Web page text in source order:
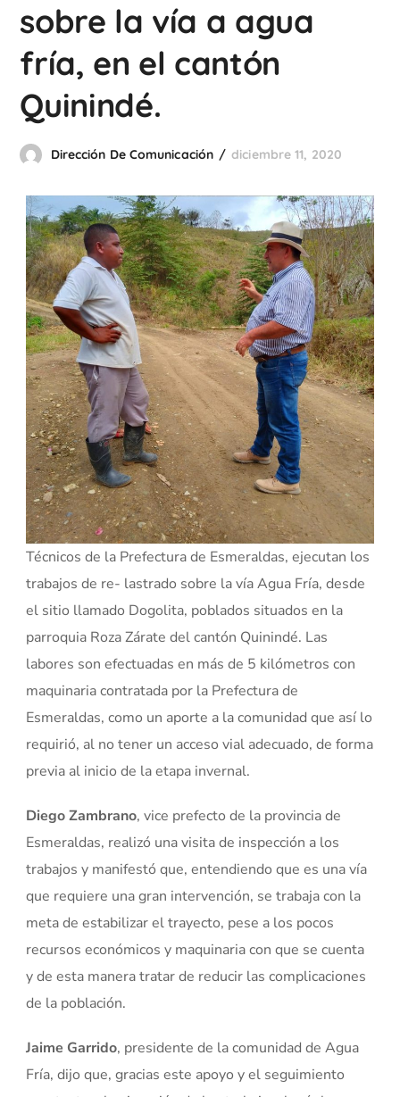
sobre la vía a agua
fría, en el cantón
Quinindé.
Dirección De Comunicación diciembre 11, 2020
Técnicos de la Prefectura de Esmeraldas, ejecutan los
trabajos de re- lastrado sobre la vía Agua Fría, desde
el sitio llamado Dogolita, poblados situados en la
parroquia Roza Zárate del cantón Quinindé. Las
labores son efectuadas en más de 5 kilómetros con
maquinaria contratada por la Prefectura de
Esmeraldas, como un aporte a la comunidad que así lo
requirió, al no tener un acceso vial adecuado, de forma
previa al inicio de la etapa invernal.
Diego Zambrano, vice prefecto de la provincia de
Esmeraldas, realizó una visita de inspección a los
trabajos y manifestó que, entendiendo que es una vía
que requiere una gran intervención, se trabaja con la
meta de estabilizar el trayecto, pese a los pocos
recursos económicos y maquinaria con que se cuenta
y de esta manera tratar de reducir las complicaciones
de la población.
Jaime Garrido, presidente de la comunidad de Agua
Fría, dijo que, gracias este apoyo y el seguimiento